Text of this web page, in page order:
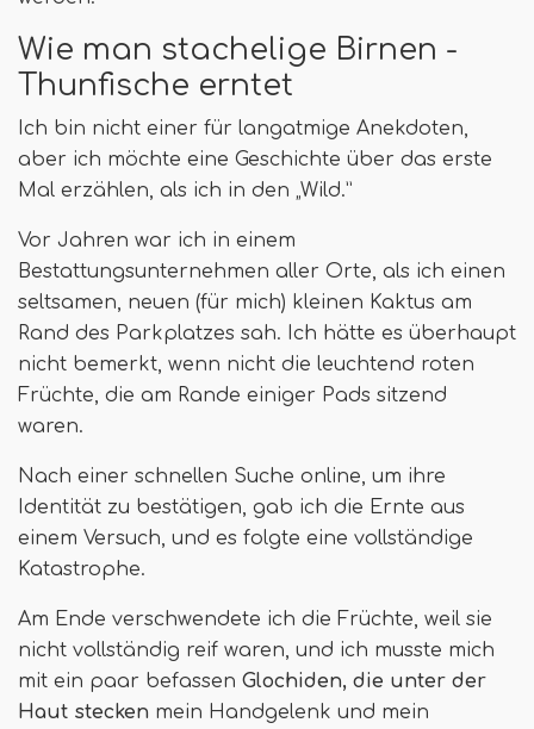
Wie man stachelige Birnen -
Thunfische erntet
Ich bin nicht einer für langatmige Anekdoten,
aber ich möchte eine Geschichte über das erste
Mal erzählen, als ich in den „Wild.”
Vor Jahren war ich in einem
Bestattungsunternehmen aller Orte, als ich einen
seltsamen, neuen (für mich) kleinen Kaktus am
Rand des Parkplatzes sah. Ich hätte es überhaupt
nicht bemerkt, wenn nicht die leuchtend roten
Früchte, die am Rande einiger Pads sitzend
waren.
Nach einer schnellen Suche online, um ihre
Identität zu bestätigen, gab ich die Ernte aus
einem Versuch, und es folgte eine vollständige
Katastrophe.
Am Ende verschwendete ich die Früchte, weil sie
nicht vollständig reif waren, und ich musste mich
mit ein paar befassen Glochiden, die unter der
Haut stecken mein Handgelenk und mein